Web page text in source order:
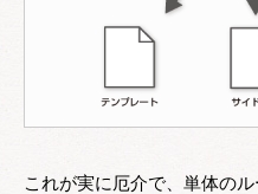
これが実に厄介で、単体の